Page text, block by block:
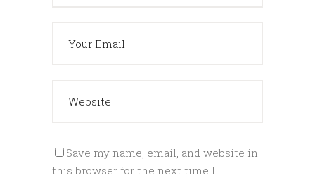
Save my name, email, and website in
this browser for the next time I